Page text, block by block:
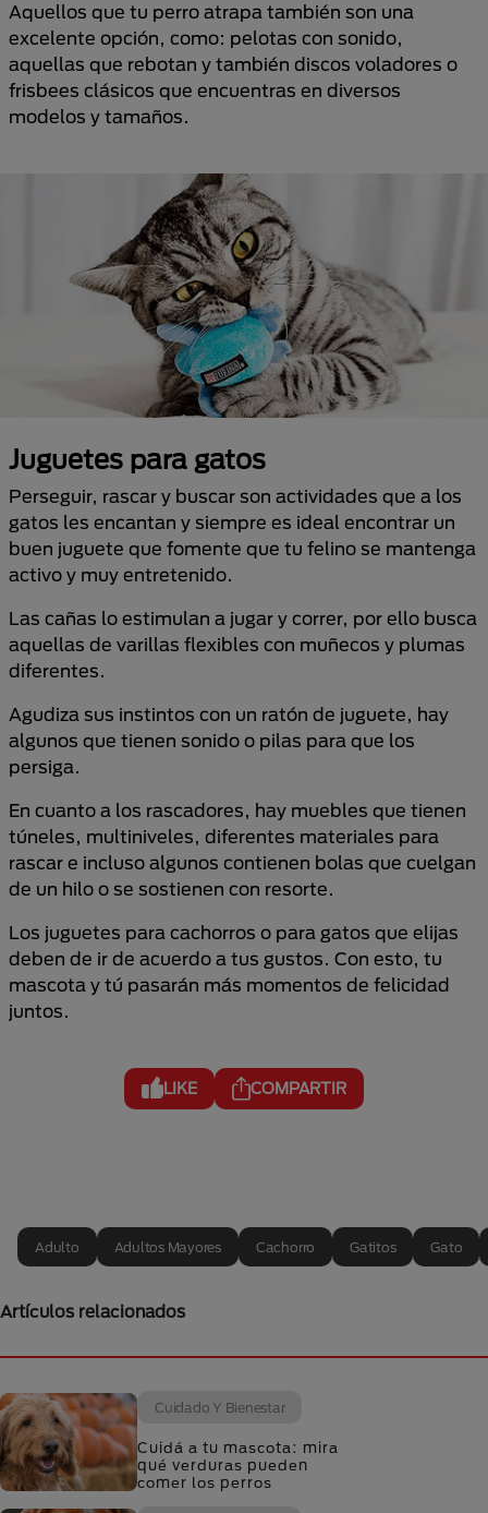
Aquellos que tu perro atrapa también son una
excelente opción, como: pelotas con sonido,
aquellas que rebotan y también discos voladores o
frisbees clásicos que encuentras en diversos
modelos y tamaños.
Juguetes para gatos
Perseguir, rascar y buscar son actividades que a los
gatos les encantan y siempre es ideal encontrar un
buen juguete que fomente que tu felino se mantenga
activo y muy entretenido.
Las cañas lo estimulan a jugar y correr, por ello busca
aquellas de varillas flexibles con muñecos y plumas
diferentes.
Agudiza sus instintos con un ratón de juguete, hay
algunos que tienen sonido o pilas para que los
persiga.
En cuanto a los rascadores, hay muebles que tienen
túneles, multiniveles, diferentes materiales para
rascar e incluso algunos contienen bolas que cuelgan
de un hilo o se sostienen con resorte.
Los juguetes para cachorros o para gatos que elijas
deben de ir de acuerdo a tus gustos. Con esto, tu
mascota y tú pasarán más momentos de felicidad
juntos.
LIKE COMPARTIR
Adulto Adultos Mayores Cachorro Gatitos Gato
Artículos relacionados
Cuidado Y Bienestar
Cuidá a tu mascota: mira
qué verduras pueden
comer los perros